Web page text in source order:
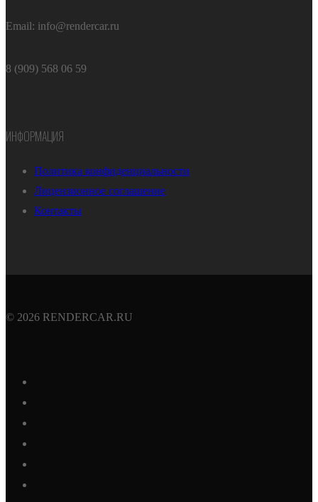
Email: info@rendercar.ru
8 (909) 568 06 59
ИНФОРМАЦИЯ
Политика конфиденциальности
Лицензионное соглашение
Контакты
© 2026 RENDERCAR.RU